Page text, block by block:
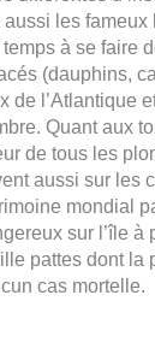
aussi les
à se faire
(dauphins,
de l’Atlantique
Quant aux
de tous les
aussi sur les
mondial
sur l’île à
pattes dont la
cas mortelle.